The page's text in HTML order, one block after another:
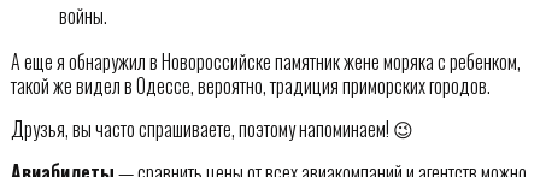
войны.
А еще я обнаружил в Новороссийске памятник жене моряка с ребенком,
такой же видел в Одессе, вероятно, традиция приморских городов.
Друзья, вы часто спрашиваете, поэтому напоминаем! 😉